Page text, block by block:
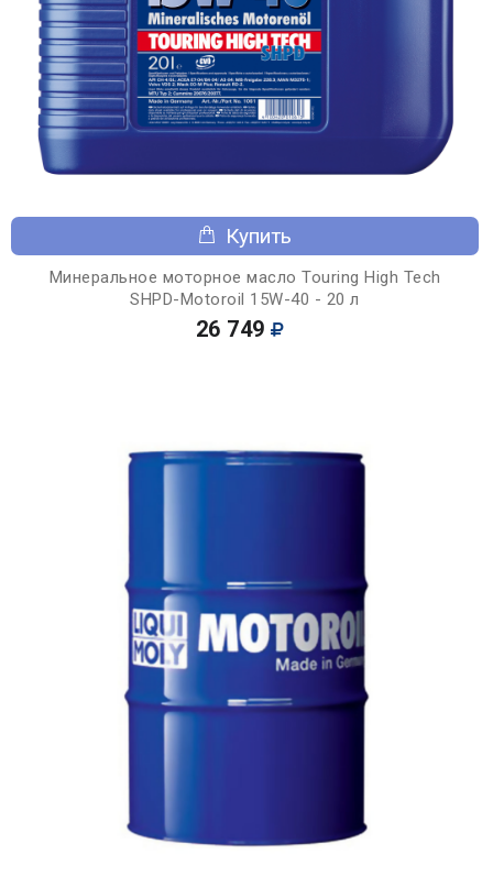
Купить
Минеральное моторное масло Touring High Tech
SHPD-Motoroil 15W-40 - 20 л
26 749